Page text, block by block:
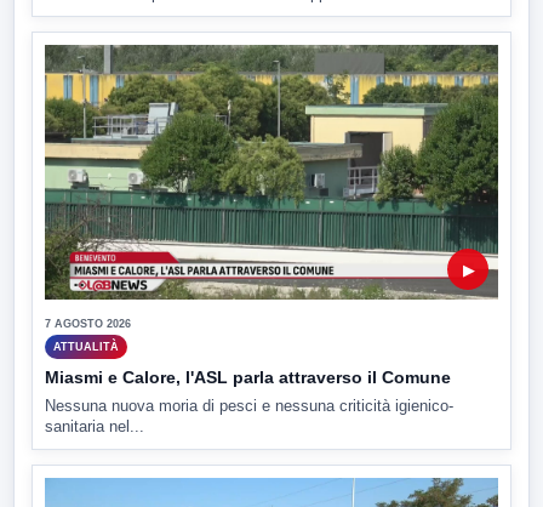
▶
7 AGOSTO 2026
ATTUALITÀ
Miasmi e Calore, l'ASL parla attraverso il Comune
Nessuna nuova moria di pesci e nessuna criticità igienico-
sanitaria nel...